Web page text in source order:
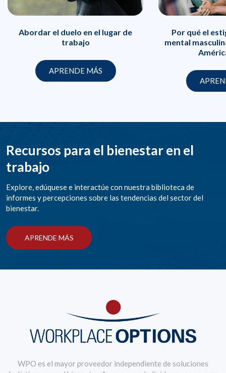
Abordar el duelo en el lugar de
trabajo
APRENDE MÁS
Por qué el
mental
Recursos para el bienestar en el
trabajo
Explore, edúquese e interactúe con nuestra biblioteca de
informes y percepciones sobre las tendencias del sector del
bienestar.
APRENDE MÁS
WPO es el mayor proveedor independiente de soluciones